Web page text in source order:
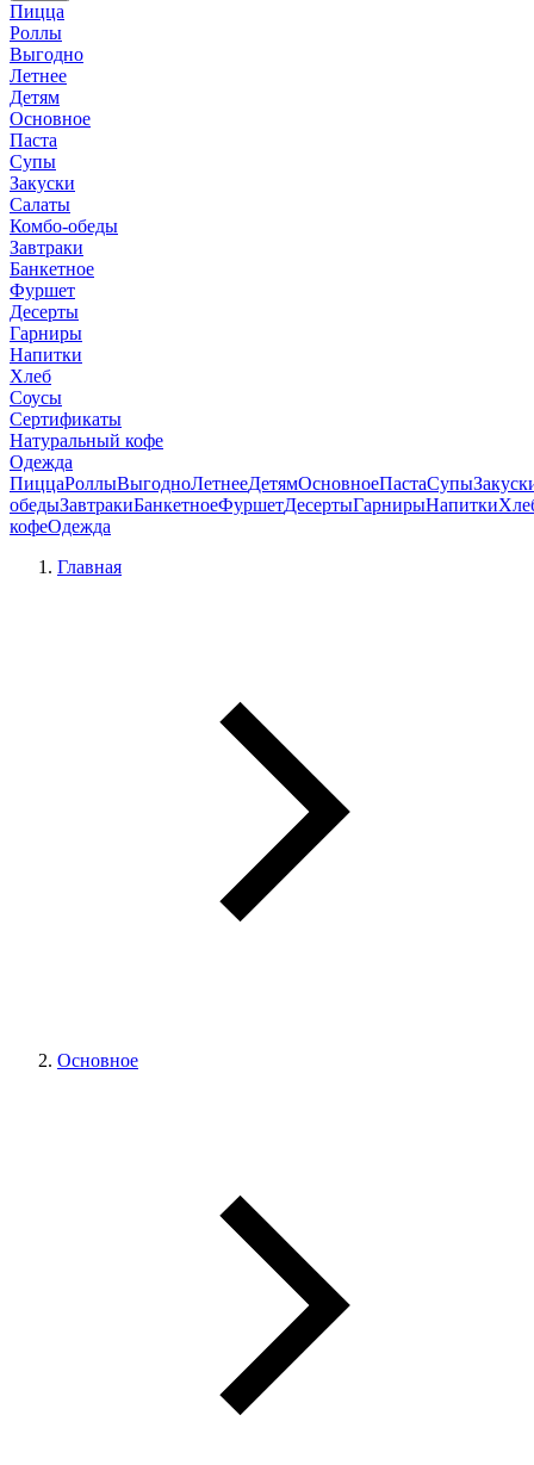
Пицца
Роллы
Выгодно
Летнее
Детям
Основное
Паста
Супы
Закуски
Салаты
Комбо-обеды
Завтраки
Банкетное
Фуршет
Десерты
Гарниры
Напитки
Хлеб
Соусы
Сертификаты
Натуральный кофе
Одежда
ПиццаРоллыВыгодноЛетнееДетямОсновноеПастаСупы
обедыЗавтракиБанкетноеФуршетДесертыГарнирыНапитки
кофеОдежда
Главная
Основное